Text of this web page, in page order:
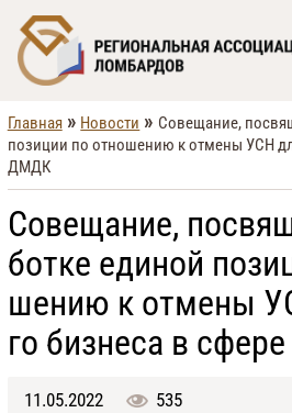
Главная » Новости » Со­ве­ща­ние,
по­зи­ции по от­но­ше­нию к от­ме­ны УСН
ДМДК
Со­ве­ща­ние,
бо­т­ке еди­ной
ше­нию к от­ме­ны
го биз­не­са в
11.05.2022 535